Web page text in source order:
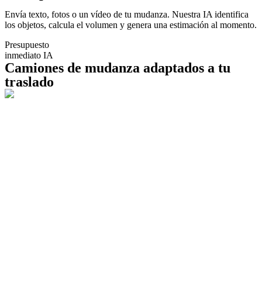
Envía texto, fotos o un vídeo de tu mudanza. Nuestra IA identifica
los objetos, calcula el volumen y genera una estimación al momento.
Presupuesto
inmediato IA
Camiones de mudanza adaptados a tu
traslado